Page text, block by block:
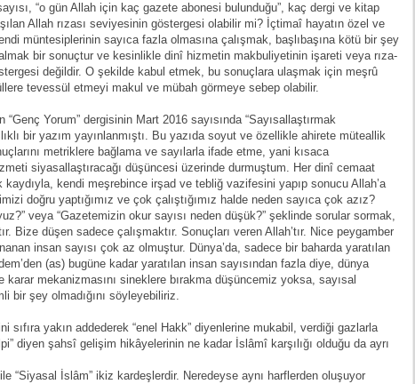
“o gün Allah için kaç gazete abonesi bulunduğu”, kaç dergi ve kitap
Allah rızası seviyesinin göstergesi olabilir mi? İçtimaî hayatın özel ve
müntesiplerinin sayıca fazla olmasına çalışmak, başlıbaşına kötü bir şey
bir sonuçtur ve kesinlikle dinî hizmetin makbuliyetinin işareti veya rıza-
değildir. O şekilde kabul etmek, bu sonuçlara ulaşmak için meşrû
tevessül etmeyi makul ve mübah görmeye sebep olabilir.
“Genç Yorum” dergisinin Mart 2016 sayısında “Sayısallaştırmak
bir yazım yayınlanmıştı. Bu yazıda soyut ve özellikle ahirete müteallik
metriklere bağlama ve sayılarla ifade etme, yani kısaca
siyasallaştıracağı düşüncesi üzerinde durmuştum. Her dinî cemaat
kendi meşrebince irşad ve tebliğ vazifesini yapıp sonucu Allah’a
doğru yaptığımız ve çok çalıştığımız halde neden sayıca çok azız?
veya “Gazetemizin okur sayısı neden düşük?” şeklinde sorular sormak,
Bize düşen sadece çalışmaktır. Sonuçları veren Allah’tır. Nice peygamber
insan sayısı çok az olmuştur. Dünya’da, sadece bir baharda yaratılan
(as) bugüne kadar yaratılan insan sayısından fazla diye, dünya
mekanizmasını sineklere bırakma düşüncemiz yoksa, sayısal
bir şey olmadığını söyleyebiliriz.
sıfıra yakın addederek “enel Hakk” diyenlerine mukabil, verdiği gazlarla
diyen şahsî gelişim hikâyelerinin ne kadar İslâmî karşılığı olduğu da ayrı
ile “Siyasal İslâm” ikiz kardeşlerdir. Neredeyse aynı harflerden oluşuyor